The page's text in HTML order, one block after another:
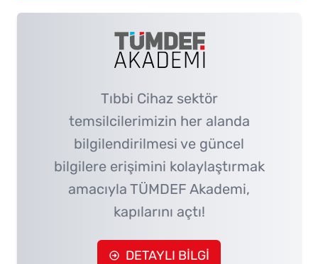
Tıbbi Cihaz sektör
temsilcilerimizin her alanda
bilgilendirilmesi ve güncel
bilgilere erişimini kolaylaştırmak
amacıyla TÜMDEF Akademi,
kapılarını açtı!
DETAYLI BİLGİ